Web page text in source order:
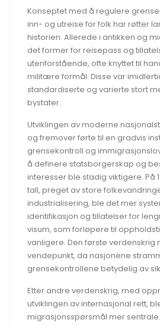
Konseptet med å regulere
inn- og utreise for folk har røtter
historien. Allerede i antikken og
det former for reisepass og
utenforstående, ofte knyttet til
militære formål. Disse var
standardiserte og varierte stort
bystater.
Utviklingen av moderne
og fremover førte til en gradvis
grensekontroll og
å definere statsborgerskap og
interesser ble stadig viktigere. På
tall, preget av store
industrialisering, ble det mer
identifikasjon og tillatelser for
visum, som forløpere til
vanligere. Den første verdenskrig
vendepunkt, da nasjonene
grensekontrollene betydelig av
Etter andre verdenskrig, med
utviklingen av internasjonal rett,
migrasjonsspørsmål mer sentrale.